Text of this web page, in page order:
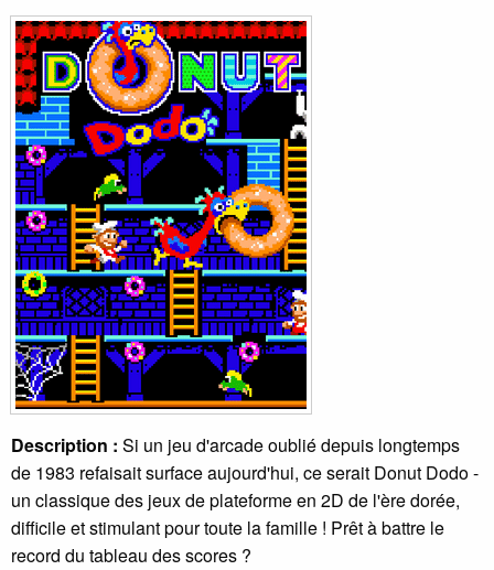
Description : Si un jeu d'arcade oublié depuis longtemps
de 1983 refaisait surface aujourd'hui, ce serait Donut Dodo -
un classique des jeux de plateforme en 2D de l'ère dorée,
difficile et stimulant pour toute la famille ! Prêt à battre le
record du tableau des scores ?